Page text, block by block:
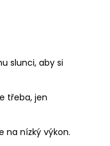
slunci, aby si
třeba, jen
na nízký výkon.